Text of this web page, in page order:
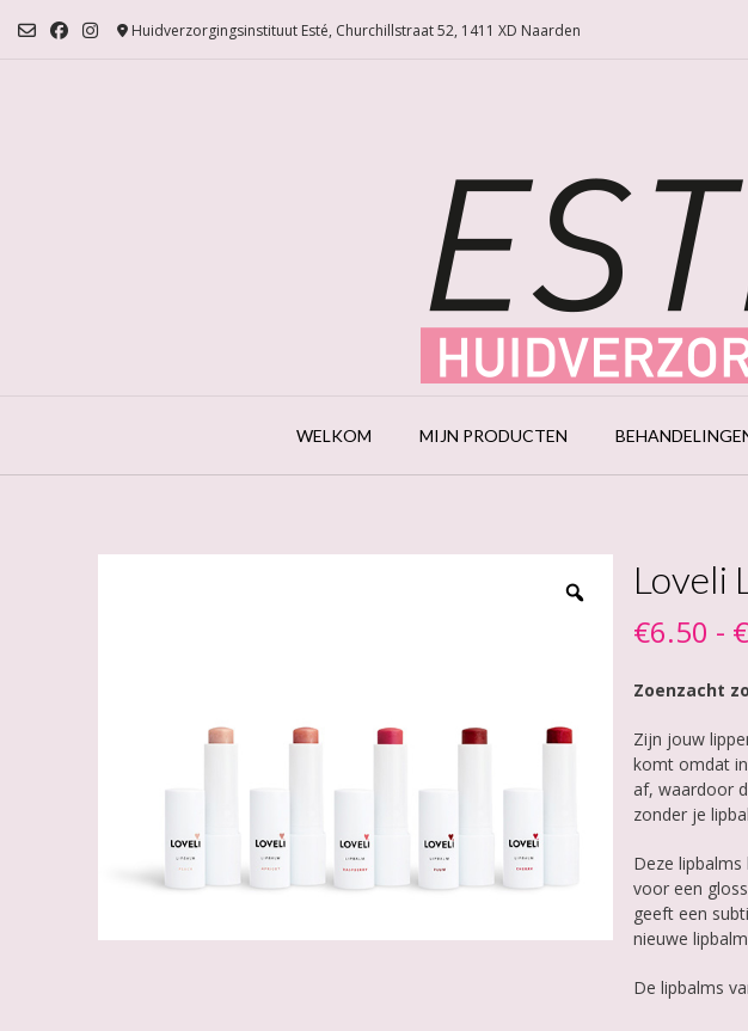
naar
Huidverzorgingsinstituut Esté, Churchillstraat 52, 1411 XD Naarden
WELKOM MIJN PRODUCTEN
Loveli
€6.50 - €
Zoenzacht
Zijn jouw
komt omdat
af, waardoor
zonder je
Deze
voor een
geeft een
nieuwe
De lipbalms